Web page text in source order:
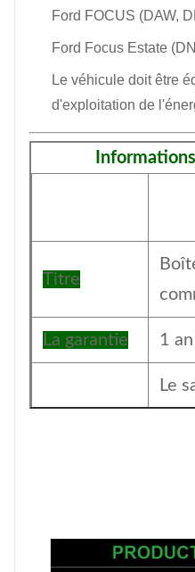
Ford FOCUS (DAW,
Ford Focus Estate
Le véhicule doit être
d'exploitation de
Titre
La garantie 1
Le
pièces